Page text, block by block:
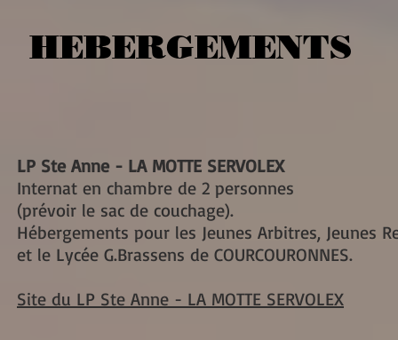
HEBERGEMENTS
LP Ste Anne - LA MOTTE SERVOLEX
Internat en chambre de 2 personnes
(prévoir le sac de couchage).
Hébergements pour les Jeunes Arbitres, Jeunes
et le Lycée G.Brassens de COURCOURONNES.
Site du LP Ste Anne - LA MOTTE SERVOLEX